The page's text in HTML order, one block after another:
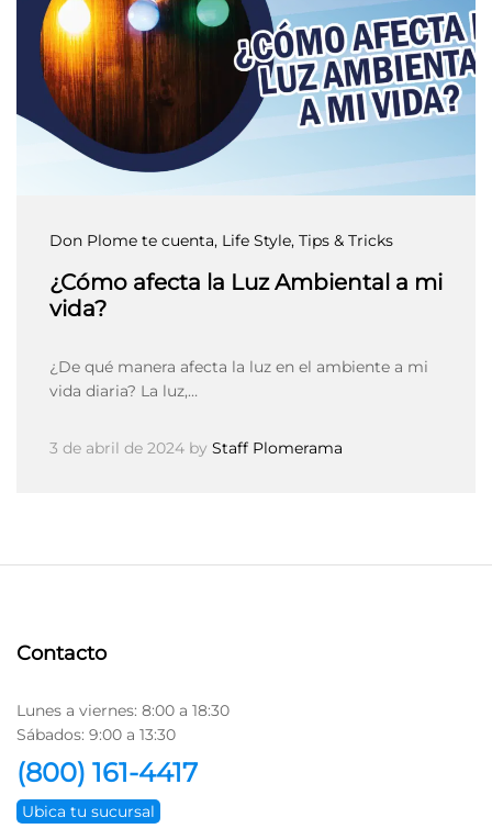
Don Plome te cuenta, Life Style, Tips & Tricks
¿Cómo afecta la Luz Ambiental a mi
vida?
¿De qué manera afecta la luz en el ambiente a mi
vida diaria? La luz,…
3 de abril de 2024 by Staff Plomerama
Contacto
Lunes a viernes: 8:00 a 18:30
Sábados: 9:00 a 13:30
(800) 161-4417
Ubica tu sucursal